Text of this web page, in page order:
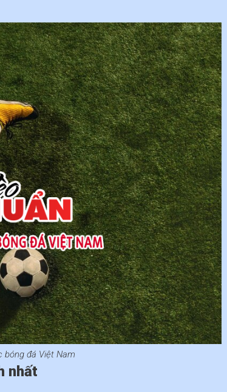
bóng đá Việt Nam
nhất